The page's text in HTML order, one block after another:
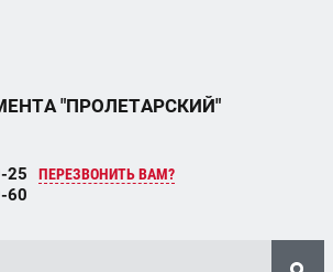
"ПРОЛЕТАРСКИЙ"
25
60
ПЕРЕЗВОНИТЬ ВАМ?